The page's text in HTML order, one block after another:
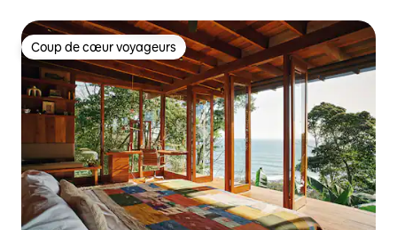
Coup de cœur voyageurs
Coup de cœur voyageurs